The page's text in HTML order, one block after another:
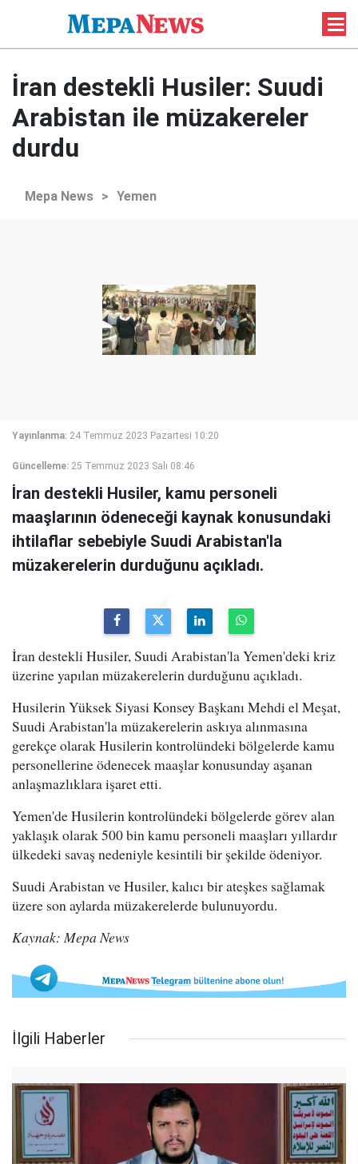
İran destekli Husiler: Suudi
Arabistan ile müzakereler
durdu
Mepa News > Yemen
Yayınlanma: 24 Temmuz 2023 Pazartesi 10:20
Güncelleme: 25 Temmuz 2023 Salı 08:46
İran destekli Husiler, kamu personeli
maaşlarının ödeneceği kaynak konusundaki
ihtilaflar sebebiyle Suudi Arabistan'la
müzakerelerin durduğunu açıkladı.
İran destekli Husiler, Suudi Arabistan'la Yemen'deki kriz
üzerine yapılan müzakerelerin durduğunu açıkladı.
Husilerin Yüksek Siyasi Konsey Başkanı Mehdi el Meşat,
Suudi Arabistan'la müzakerelerin askıya alınmasına
gerekçe olarak Husilerin kontrolündeki bölgelerde kamu
personellerine ödenecek maaşlar konusunday aşanan
anlaşmazlıklara işaret etti.
Yemen'de Husilerin kontrolündeki bölgelerde görev alan
yaklaşık olarak 500 bin kamu personeli maaşları yıllardır
ülkedeki savaş nedeniyle kesintili bir şekilde ödeniyor.
Suudi Arabistan ve Husiler, kalıcı bir ateşkes sağlamak
üzere son aylarda müzakerelerde bulunuyordu.
Kaynak: Mepa News
İlgili Haberler